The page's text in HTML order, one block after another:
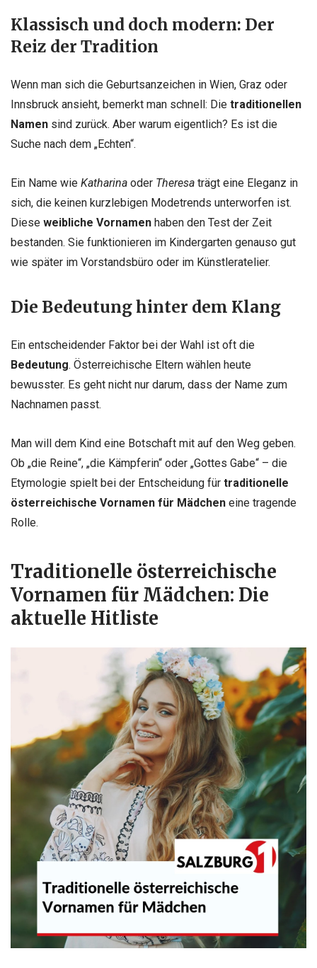
Klassisch und doch modern: Der
Reiz der Tradition
Wenn man sich die Geburtsanzeichen in Wien, Graz oder
Innsbruck ansieht, bemerkt man schnell: Die traditionellen
Namen sind zurück. Aber warum eigentlich? Es ist die
Suche nach dem „Echten“.
Ein Name wie Katharina oder Theresa trägt eine Eleganz in
sich, die keinen kurzlebigen Modetrends unterworfen ist.
Diese weibliche Vornamen haben den Test der Zeit
bestanden. Sie funktionieren im Kindergarten genauso gut
wie später im Vorstandsbüro oder im Künstleratelier.
Die Bedeutung hinter dem Klang
Ein entscheidender Faktor bei der Wahl ist oft die
Bedeutung. Österreichische Eltern wählen heute
bewusster. Es geht nicht nur darum, dass der Name zum
Nachnamen passt.
Man will dem Kind eine Botschaft mit auf den Weg geben.
Ob „die Reine“, „die Kämpferin“ oder „Gottes Gabe“ – die
Etymologie spielt bei der Entscheidung für traditionelle
österreichische Vornamen für Mädchen eine tragende
Rolle.
Traditionelle österreichische
Vornamen für Mädchen: Die
aktuelle Hitliste